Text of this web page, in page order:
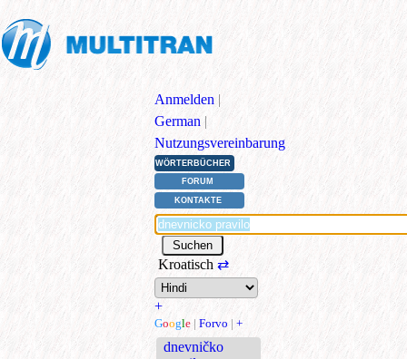
Anmelden |
German |
Nutzungsvereinbarung
WÖRTERBÜCHER
FORUM
KONTAKTE
Kroatisch ⇄
+
Google | Forvo | +
dnevničko